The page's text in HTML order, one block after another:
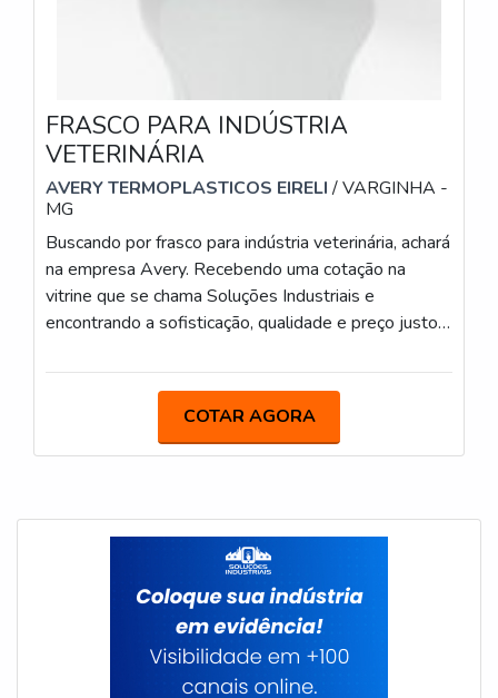
FRASCO PARA INDÚSTRIA
VETERINÁRIA
AVERY TERMOPLASTICOS EIRELI/ VARGINHA -
MG
Buscando por frasco para indústria veterinária, achará
na empresa Avery. Recebendo uma cotação na
vitrine que se chama Soluções Industriais e
encontrando a sofisticação, qualidade e preço justo
deve sempre ser adquirido com empresas
ajuda a garantir a qualidade e durabilidade dos
materiais, além de evitar prejuízos com substituições
sOBRE FRASCO PARA INDÚSTRIA
VETERINÁRIASe alguém procurar por frasco para
indústria veterinária em uma empresa segura,
descobre o site da Avery. Uma empresa com alto
know-how em frascos para cosméticos e alças para
galão, oferecendo o que há de melhor no mercado
COTAR AGORA